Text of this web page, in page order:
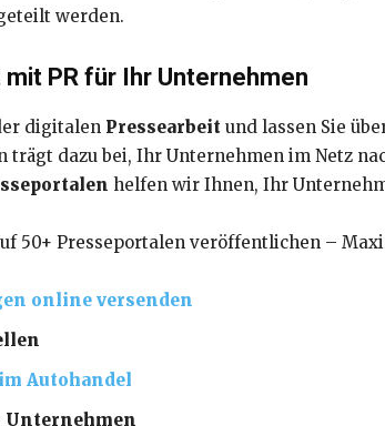
werden.
PR für Ihr Unternehmen
digitalen Pressearbeit und lassen Sie
trägt dazu bei, Ihr Unternehmen im Netz
helfen wir Ihnen, Ihr
50+ Presseportalen veröffentlichen –
online versenden
Autohandel
Unternehmen